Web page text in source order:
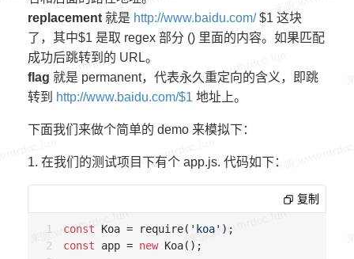
replacement 就是 http://www.baidu.com/$1 这块
了，其中$1 是取 regex 部分 () 里面的内容。如果匹配
成功后跳转到的 URL。
flag 就是 permanent，代表永久重定向的含义，即跳
转到 http://www.baidu.com/$1 地址上。
下面我们来做个简单的 demo 来模拟下：
1. 在我们的测试项目下有个 app.js. 代码如下：
复制
const Koa = require( 'koa'
const app = new Koa();